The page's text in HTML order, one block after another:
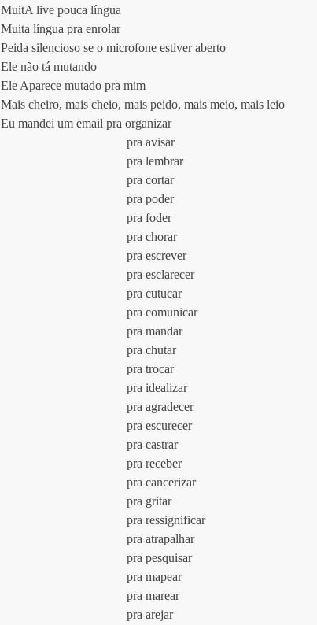
MuitA live pouca língua
Muita língua pra enrolar
Peida silencioso se o microfone estiver aberto
Ele não tá mutando
Ele Aparece mutado pra mim
Mais cheiro, mais cheio, mais peido, mais meio, mais leio
Eu mandei um email pra organizar
				pra avisar
				pra lembrar
				pra cortar
				pra poder
				pra foder
				pra chorar
				pra escrever
				pra esclarecer
				pra cutucar
				pra comunicar
				pra mandar
				pra chutar
				pra trocar
				pra idealizar
				pra agradecer
				pra escurecer
				pra castrar
				pra receber
				pra cancerizar
				pra gritar
				pra ressignificar
				pra atrapalhar
				pra pesquisar
				pra mapear
				pra marear
				pra arejar